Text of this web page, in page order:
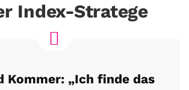
Index-Stratege
Kommer: „Ich finde das